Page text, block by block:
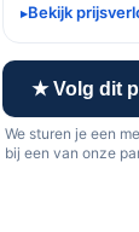
Bekijk
★ Volg dit
We sturen je een
bij een van onze